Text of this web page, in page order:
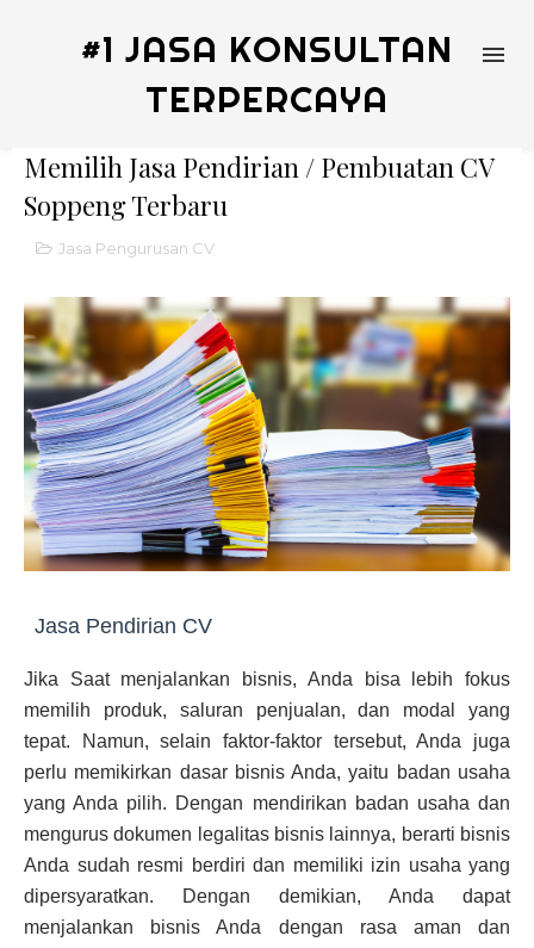
#1 JASA KONSULTAN
TERPERCAYA
Memilih Jasa Pendirian / Pembuatan CV
Soppeng Terbaru
Jasa Pengurusan CV
Jasa Pendirian CV
Jika Saat menjalankan bisnis, Anda bisa lebih fokus
memilih produk, saluran penjualan, dan modal yang
tepat. Namun, selain faktor-faktor tersebut, Anda juga
perlu memikirkan dasar bisnis Anda, yaitu badan usaha
yang Anda pilih. Dengan mendirikan badan usaha dan
mengurus dokumen legalitas bisnis lainnya, berarti bisnis
Anda sudah resmi berdiri dan memiliki izin usaha yang
dipersyaratkan. Dengan demikian, Anda dapat
menjalankan bisnis Anda dengan rasa aman dan